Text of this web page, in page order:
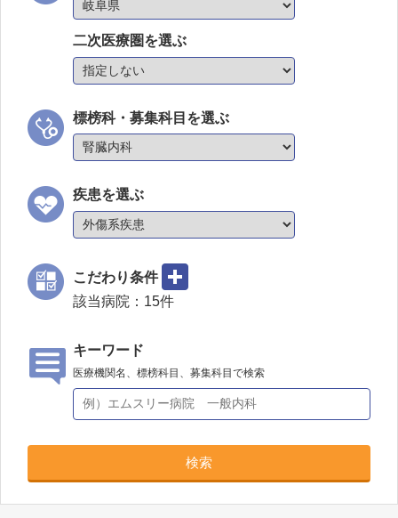
二次医療圏を選ぶ
標榜科・募集科目を選ぶ
疾患を選ぶ
こだわり条件
該当病院： 15件
キーワード
医療機関名、標榜科目、募集科目で検索
検索